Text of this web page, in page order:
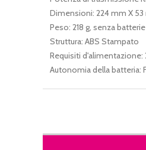
Dimensioni: 224 mm X 53
Peso: 218 g, senza batterie
Struttura: ABS Stampato
Requisiti d'alimentazione:
Autonomia della batteria: